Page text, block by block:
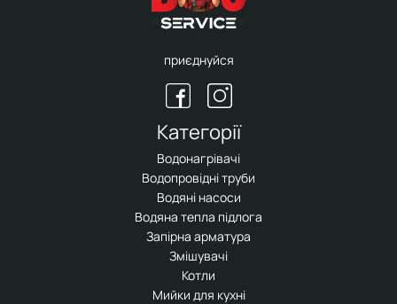
приєднуйся
Категорії
Водонагрівачі
Водопровідні труби
Водяні насоси
Водяна тепла підлога
Запірна арматура
Змішувачі
Котли
Мийки для кухні